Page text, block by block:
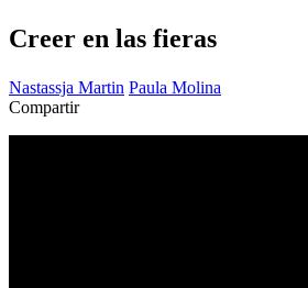
Creer en las fieras
Nastassja Martin Paula Molina
Compartir